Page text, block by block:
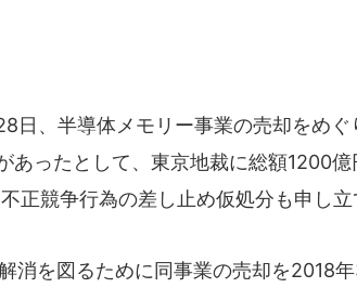
日、半導体メモリー事業の売却をめぐ
あったとして、東京地裁に総額1200
正競争行為の差し止め仮処分も申し立
消を図るために同事業の売却を2018